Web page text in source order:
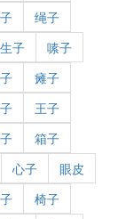
绳子
子
嗉子
瘫子
王子
箱子
心子
眼皮
椅子